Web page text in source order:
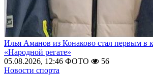
Илья Аманов из Конаково стал первым в
«Народной регате»
05.08.2026, 12:46 ФОТО
56
Новости спорта